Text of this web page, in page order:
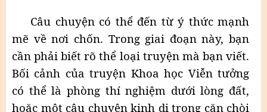
Câu chuyện có thể đến từ ý thức mạnh
mẽ về nơi chốn. Trong giai đoạn này, bạn
cần phải biết rõ thể loại truyện mà bạn viết.
Bối cảnh của truyện Khoa học Viễn tưởng
có thể là phòng thí nghiệm dưới lòng đất,
hoặc một câu chuyện kinh dị trong căn chòi